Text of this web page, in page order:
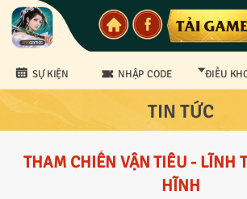
TIN TỨC
THAM CHIẾN VẬN TIÊU - LĨNH
HĨNH
SỰ KIỆN NHẬP CODE ĐIỀU
CS Bảo